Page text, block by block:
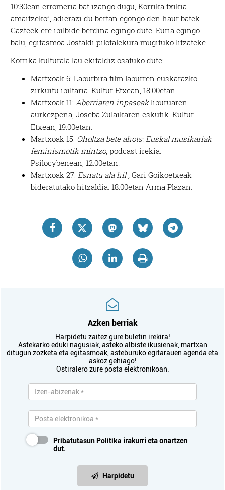
10:30ean erromeria bat izango dugu, Korrika txikia
amaitzeko”, adierazi du bertan egongo den haur batek.
Gazteek ere ibilbide berdina egingo dute. Euria egingo
balu, egitasmoa Jostaldi pilotalekura mugituko litzateke.
Korrika kulturala lau ekitaldiz osatuko dute:
Martxoak 6: Laburbira film laburren euskarazko
zirkuitu ibiltaria. Kultur Etxean, 18:00etan
Martxoak 11: Aberriaren inpaseakliburuaren
aurkezpena, Joseba Zulaikaren eskutik. Kultur
Etxean, 19:00etan.
Martxoak 15: Oholtza bete ahots: Euskal musikariak
feminismotik mintzo, podcast irekia.
Psilocybenean, 12:00etan.
Martxoak 27: Esnatu ala hil ,Gari Goikoetxeak
bideratutako hitzaldia. 18:00etan Arma Plazan.
Azken berriak
Harpidetu zaitez gure buletin irekira!
Astekarko eduki nagusiak, asteko albiste ikusienak, martxan
ditugun zozketa eta egitasmoak, asteburuko egitarauen agenda eta
askoz gehiago!
Ostiralero zure posta elektronikoan.
Pribatutasun Politika irakurri eta onartzen
dut.
Harpidetu